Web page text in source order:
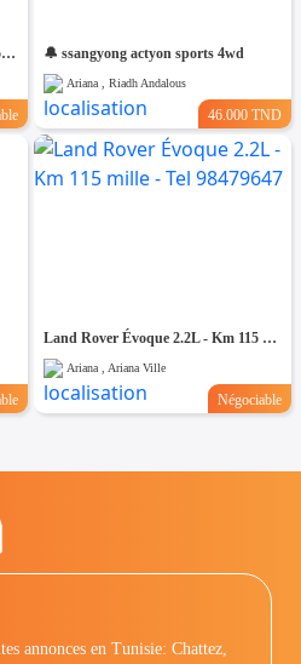
À vendre – Mercedes-Benz C180 Compresser -Tel 98479647 🔔 ssangyong actyon sports 4wd
Ariana , Riadh Andalous
46.000 TND
Land Rover Évoque 2.2L - Km 115 mille - Tel 98479647
Ariana , Ariana Ville
Négociable
annonces en Tunisie: Chattez,